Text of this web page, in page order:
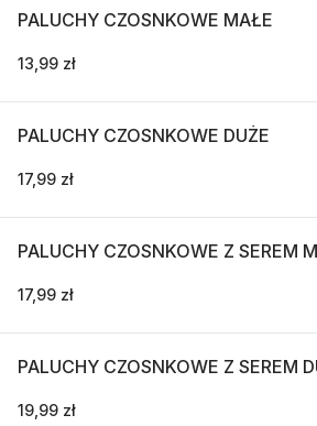
PALUCHY CZOSNKOWE MAŁE
13,99 zł
PALUCHY CZOSNKOWE DUŻE
17,99 zł
PALUCHY CZOSNKOWE Z SEREM
17,99 zł
PALUCHY CZOSNKOWE Z SEREM
19,99 zł